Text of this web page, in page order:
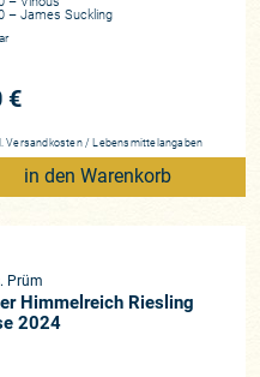
Söhne Dr. Manfred und
ihr Vater verstarb.
auch heute noch
Unter seiner Führung
nicht nur Weltruf
Lage Wehlener
ziert die Sonnenuhr
es nicht, dass die
direkt gegenüber –
– James Suckling
€
Versandkosten / Lebensmittelangaben
in den Warenkorb
Prüm
Himmelreich Riesling
2024